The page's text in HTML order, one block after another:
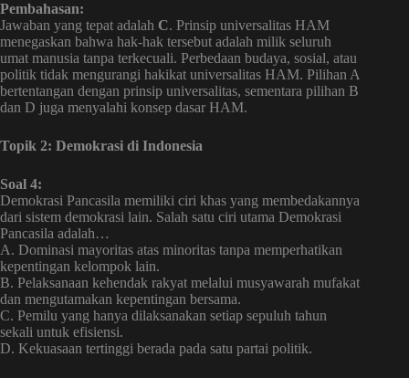
Pembahasan:
Jawaban yang tepat adalah C. Prinsip universalitas HAM
menegaskan bahwa hak-hak tersebut adalah milik seluruh
umat manusia tanpa terkecuali. Perbedaan budaya, sosial, atau
politik tidak mengurangi hakikat universalitas HAM. Pilihan A
bertentangan dengan prinsip universalitas, sementara pilihan B
dan D juga menyalahi konsep dasar HAM.
Topik 2: Demokrasi di Indonesia
Soal 4:
Demokrasi Pancasila memiliki ciri khas yang membedakannya
dari sistem demokrasi lain. Salah satu ciri utama Demokrasi
Pancasila adalah…
A. Dominasi mayoritas atas minoritas tanpa memperhatikan
kepentingan kelompok lain.
B. Pelaksanaan kehendak rakyat melalui musyawarah mufakat
dan mengutamakan kepentingan bersama.
C. Pemilu yang hanya dilaksanakan setiap sepuluh tahun
sekali untuk efisiensi.
D. Kekuasaan tertinggi berada pada satu partai politik.